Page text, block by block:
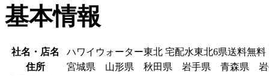
基本情報
社名・店名
ハワイウォーター東北 宅配水東北6県送料無料
住所
宮城県 山形県 秋田県 岩手県 青森県 岩